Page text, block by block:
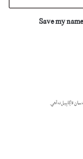
Save my
لاڳاپيل نه آهي.